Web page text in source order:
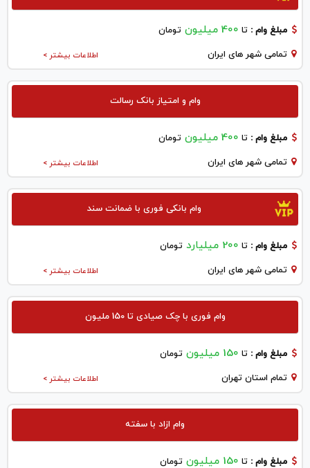
مبلغ وام : تا 400 میلیون تومان
اطلاعات بیشتر > تمامی شهر های ایران
وام و امتیاز بانک رسالت
مبلغ وام : تا 400 میلیون تومان
اطلاعات بیشتر > تمامی شهر های ایران
وام بانکی فوری با ضمانت سند
مبلغ وام : تا 200 میلیارد تومان
اطلاعات بیشتر > تمامی شهر های ایران
وام فوری با چک صیادی تا 150 ملیون
مبلغ وام : تا 150 میلیون تومان
اطلاعات بیشتر > تمام استان تهران
وام ازاد با سفته
مبلغ وام : تا 150 میلیون تومان